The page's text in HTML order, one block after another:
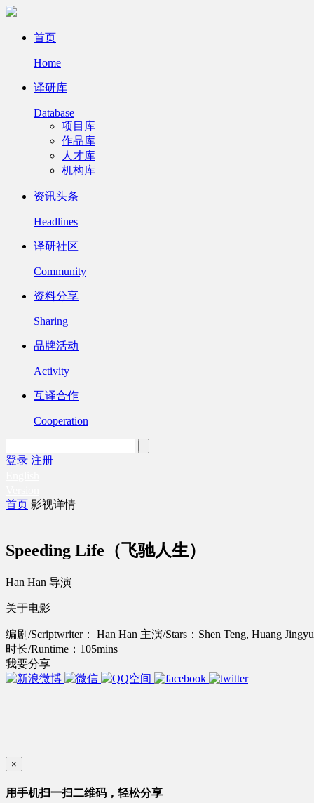
首页
Home
译研库
Database
项目库
作品库
人才库
机构库
资讯头条
Headlines
译研社区
Community
资料分享
Sharing
品牌活动
Activity
互译合作
Cooperation
登录 注册
首页 影视详情
Speeding Life（飞驰人生）
Han Han 导演
关于电影
编剧/Scriptwriter： Han Han 主演/Stars：Shen Teng, Huang
时长/Runtime：105mins
我要分享
×
用手机扫一扫二维码，轻松分享